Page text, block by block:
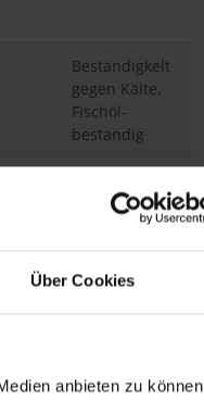
Über Cookies
anbieten zu können
Beständigkelt
gegen Kälte,
Fischöl-
bestandig
Fischerei
Latzhose
in